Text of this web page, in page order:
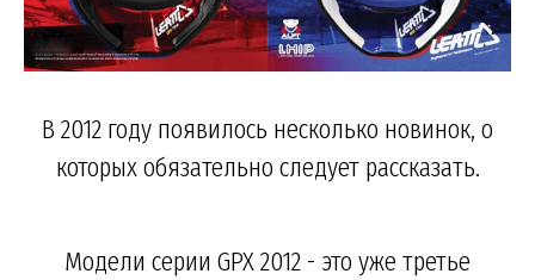
В 2012 году появилось несколько новинок, о
которых обязательно следует рассказать.
Модели серии GPX 2012 - это уже третье